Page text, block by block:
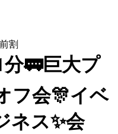
割
🚃巨大プ
フ会🎊イベ
ネス✨️会